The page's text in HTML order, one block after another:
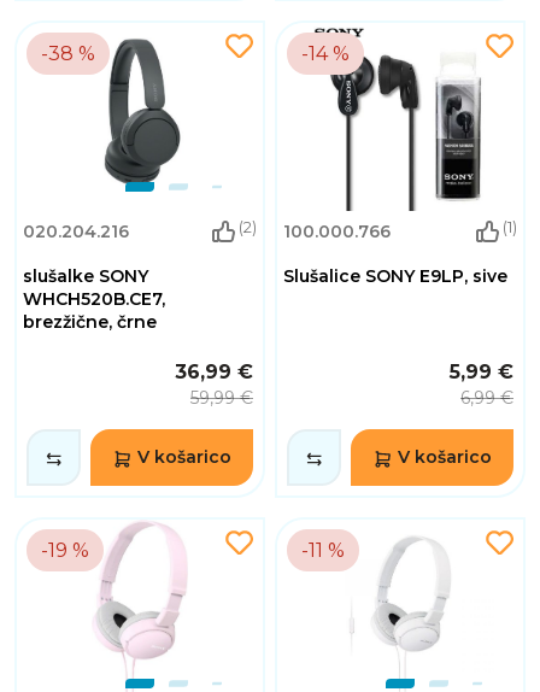
-38 %
020.204.216 (2)
slušalke SONY
WHCH520B.CE7,
brezžične, črne
36,99 €
59,99 €
V košarico
-14 %
100.000.766 (1)
Slušalice SONY E9LP, sive
5,99 €
6,99 €
V košarico
-19 % -11 %